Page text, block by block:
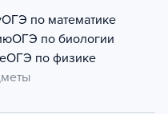
ОГЭ по математике
ОГЭ по биологии
ОГЭ по физике